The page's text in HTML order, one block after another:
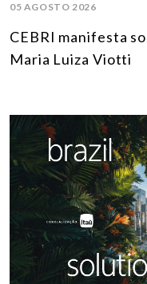
05 AGOSTO 2026
CEBRI manifesta
Maria Luiza Viotti